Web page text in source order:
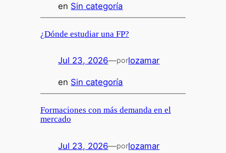
en Sin categoría
¿Dónde estudiar una FP?
Jul 23, 2026—porlozamar
en Sin categoría
Formaciones con más demanda en el
mercado
Jul 23, 2026—porlozamar